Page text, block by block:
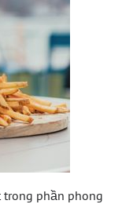
phần phong